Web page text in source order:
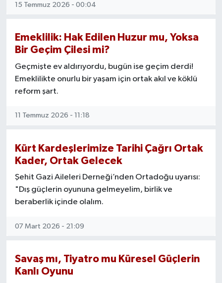
15 Temmuz 2026 - 00:04
Emeklilik: Hak Edilen Huzur mu, Yoksa
Bir Geçim Çilesi mi?
Geçmişte ev aldırıyordu, bugün ise geçim derdi!
Emeklilikte onurlu bir yaşam için ortak akıl ve köklü
reform şart.
11 Temmuz 2026 - 11:18
Kürt Kardeşlerimize Tarihi Çağrı Ortak
Kader, Ortak Gelecek
Şehit Gazi Aileleri Derneği’nden Ortadoğu uyarısı:
"Dış güçlerin oyununa gelmeyelim, birlik ve
beraberlik içinde olalım.
07 Mart 2026 - 21:09
Savaş mı, Tiyatro mu Küresel Güçlerin
Kanlı Oyunu